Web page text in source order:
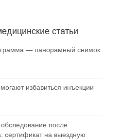
статьи
— панорамный снимок
избавиться инъекции
после
сертификат на выездную